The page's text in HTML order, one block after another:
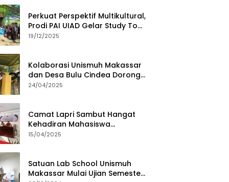
Perkuat Perspektif Multikultural,
Prodi PAI UIAD Gelar Study Tour
ke Kajang
19/12/2025
Kolaborasi Unismuh Makassar
dan Desa Bulu Cindea Dorong
Sentra Garam Industri
24/04/2025
Camat Lapri Sambut Hangat
Kehadiran Mahasiswa
PoltekMu
15/04/2025
Satuan Lab School Unismuh
Makassar Mulai Ujian Semester,